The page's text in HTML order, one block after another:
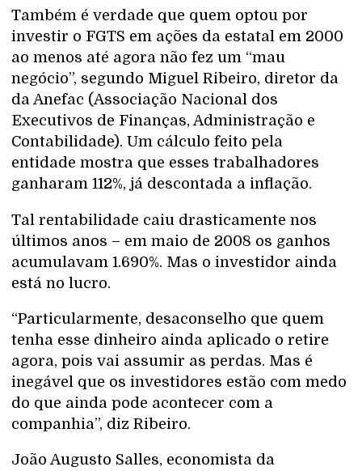
Também é verdade que quem optou por
investir o FGTS em ações da estatal em 2000
ao menos até agora não fez um “mau
negócio”, segundo Miguel Ribeiro, diretor da
da Anefac (Associação Nacional dos
Executivos de Finanças, Administração e
Contabilidade). Um cálculo feito pela
entidade mostra que esses trabalhadores
ganharam 112%, já descontada a inflação.
Tal rentabilidade caiu drasticamente nos
últimos anos – em maio de 2008 os ganhos
acumulavam 1.690%. Mas o investidor ainda
está no lucro.
“Particularmente, desaconselho que quem
tenha esse dinheiro ainda aplicado o retire
agora, pois vai assumir as perdas. Mas é
inegável que os investidores estão com medo
do que ainda pode acontecer com a
companhia”, diz Ribeiro.
João Augusto Salles, economista da